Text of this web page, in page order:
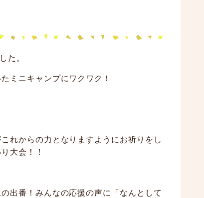
た。
ミニキャンプにワクワク！
れからの力となりますようにお祈りをし
大会！！
出番！みんなの応援の声に「なんとして